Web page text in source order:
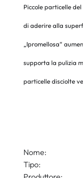
Piccole particelle
di aderire alla
„Ipromellosa“
supporta la pulizia
particelle disciolte
Nome:
Tipo: